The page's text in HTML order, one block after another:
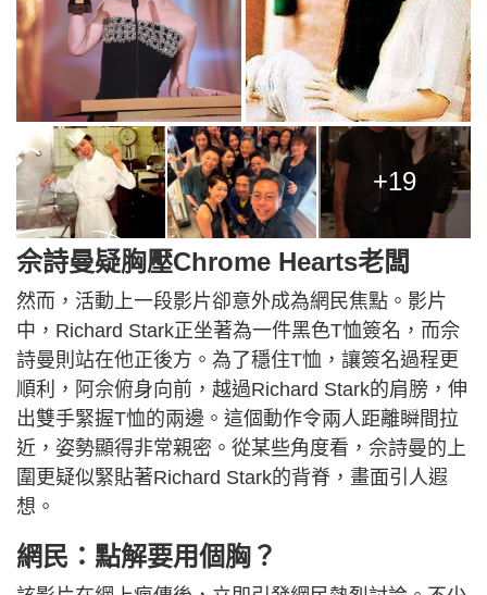
+19
佘詩曼疑胸壓Chrome Hearts老闆
然而，活動上一段影片卻意外成為網民焦點。影片
中，Richard Stark正坐著為一件黑色T恤簽名，而佘
詩曼則站在他正後方。為了穩住T恤，讓簽名過程更
順利，阿佘俯身向前，越過Richard Stark的肩膀，伸
出雙手緊握T恤的兩邊。這個動作令兩人距離瞬間拉
近，姿勢顯得非常親密。從某些角度看，佘詩曼的上
圍更疑似緊貼著Richard Stark的背脊，畫面引人遐
想。
網民：點解要用個胸？